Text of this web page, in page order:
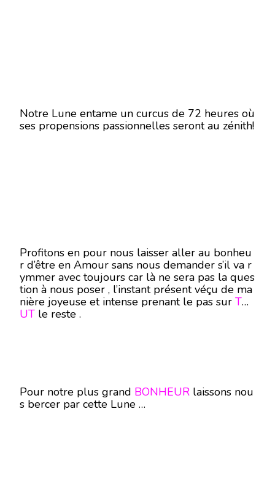
Notre Lune entame un curcus de 72 heures où
ses propensions passionnelles seront au zénith!
Profitons en pour nous laisser aller au bonheu
r d’être en Amour sans nous demander s’il va r
ymmer avec toujours car là ne sera pas la ques
tion à nous poser , l’instant présent véçu de ma
nière joyeuse et intense prenant le pas sur TO
UT le reste .
Pour notre plus grand BONHEUR laissons nou
s bercer par cette Lune …